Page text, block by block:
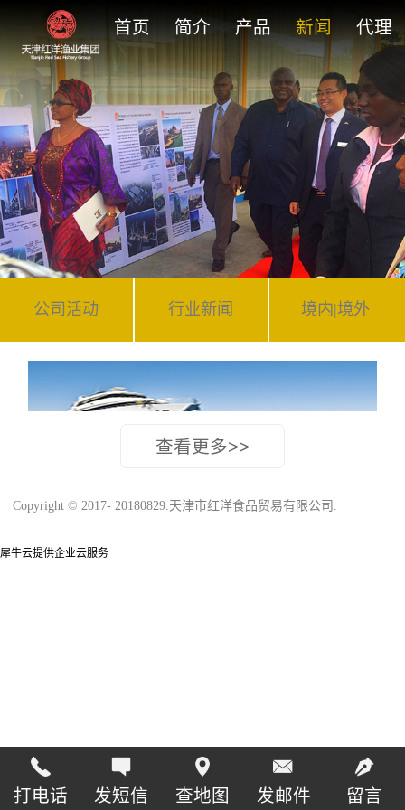
首页 简介 产品 新闻 代理
公司活动 行业新闻 境内|境外
我国远洋渔业的现状与未来 2017 - 05 - 30
Copyright © 2017- 20180829.天津市红洋食品贸易有限公司.
犀牛云提供企业云服务
打电话 发短信 查地图 发邮件 留言